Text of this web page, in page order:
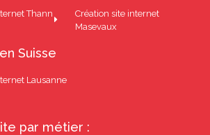
Thann
Création site internet
Masevaux
Suisse
Lausanne
par métier :